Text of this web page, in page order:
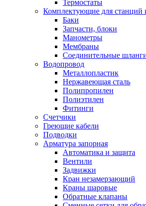
Вакансии
Термостаты
Комплектующие для станций
Баки
Запчасти, блоки
Манометры
Мембраны
Соединительные
Водопровод
Металлопластик
Нержавеющая сталь
Полипропилен
Полиэтилен
Фитинги
Счетчики
Греющие кабели
Подводки
Арматура запорная
Автоматика и защита
Вентили
Задвижки
Кран незамерзающий
Краны шаровые
Обратные клапаны